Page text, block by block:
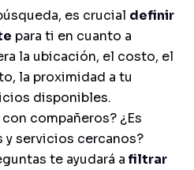
es crucial definir
para ti en cuanto a
la ubicación, el costo, el
la proximidad a tu
disponibles.
compañeros? ¿Es
y servicios cercanos?
te ayudará a filtrar